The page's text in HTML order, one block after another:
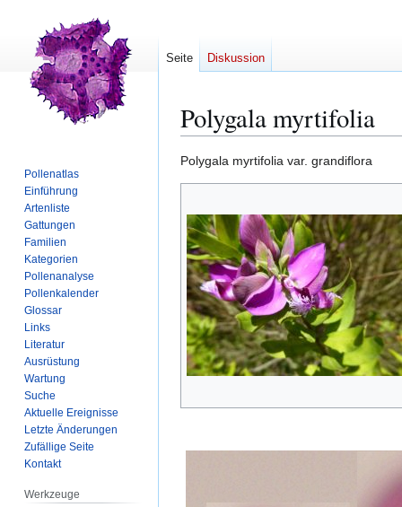
Polygala myrtifolia
Zur
Zur
Polygala myrtifolia var. grandiflora
Seite Diskussion
Pollenatlas
Einführung
Artenliste
Gattungen
Familien
Kategorien
Pollenanalyse
Pollenkalender
Glossar
Links
Literatur
Ausrüstung
Wartung
Suche
Aktuelle Ereignisse
Letzte Änderungen
Zufällige Seite
Kontakt
Werkzeuge